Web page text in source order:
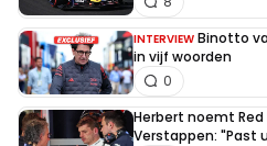
INTERVIEW Binotto
in vijf woorden
0
Herbert noemt
Verstappen: "Past